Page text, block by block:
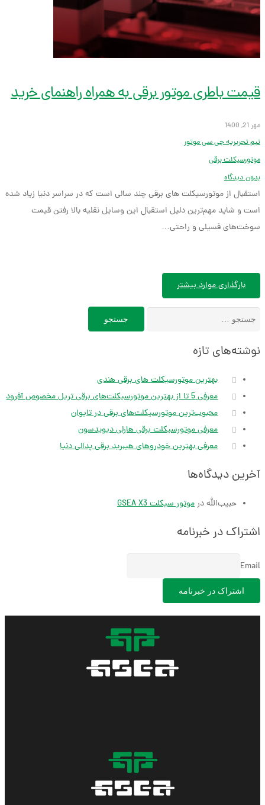
قیمت باطری موتور برقی به همراه راهنمای خرید
مهر 21, 1400
تیم تحریریه جی سی موتور
موتورسیکلت برقی
بدون دیدگاه
استقبال از موتورسیکلت های برقی چند سالی است که در سراسر دنیا زیاد شده
است و شاید مهم‌ترین دلیل استقبال این وسایل نقلیه بالا رفتن قیمت
سوخت‌های فسیلی و راحتی…
بارگذاری موارد بیشتر
نوشته‌های تازه
بهترین موتورسیکلت های برقی هندی
معرفی 5 تا از بهترین موتورسیکلت‌های برقی تریل مخصوص آفرود
محبوب‌ترین موتورسیکلت‌های برقی در تایوان
معرفی موتورسیکلت برقی هارلی دیویدسون
معرفی بهترین خودروهای هیبرید برقی پدالی دنیا
آخرین دیدگاه‌ها
حبیب‌اللهدرموتور سیکلت GSEA X3
اشتراک در خبرنامه
Email